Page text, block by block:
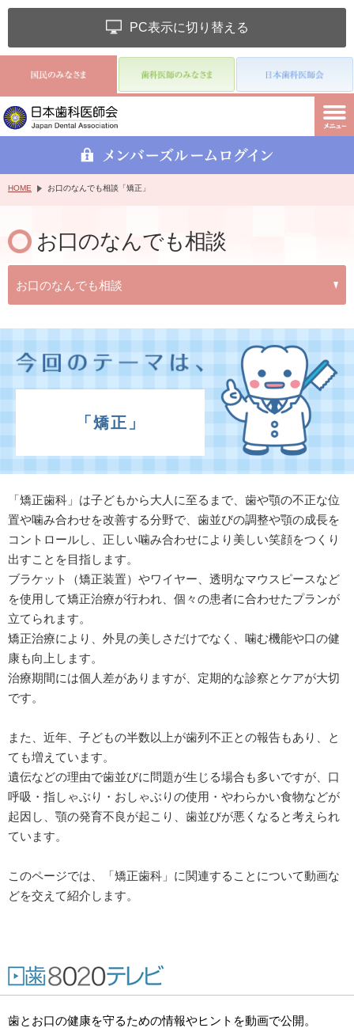
PC表示に切り替える
HOME お口のなんでも相談「矯正」
お口のなんでも相談
お口のなんでも相談
「矯正」
「矯正歯科」は子どもから大人に至るまで、歯や顎の不正な位
置や噛み合わせを改善する分野で、歯並びの調整や顎の成長を
コントロールし、正しい噛み合わせにより美しい笑顔をつくり
出すことを目指します。
ブラケット（矯正装置）やワイヤー、透明なマウスピースなど
を使用して矯正治療が行われ、個々の患者に合わせたプランが
立てられます。
矯正治療により、外見の美しさだけでなく、噛む機能や口の健
康も向上します。
治療期間には個人差がありますが、定期的な診察とケアが大切
です。
また、近年、子どもの半数以上が歯列不正との報告もあり、と
ても増えています。
遺伝などの理由で歯並びに問題が生じる場合も多いですが、口
呼吸・指しゃぶり・おしゃぶりの使用・やわらかい食物などが
起因し、顎の発育不良が起こり、歯並びが悪くなると考えられ
ています。
このページでは、「矯正歯科」に関連することについて動画な
どを交えて紹介します。
歯とお口の健康を守るための情報やヒントを動画で公開。